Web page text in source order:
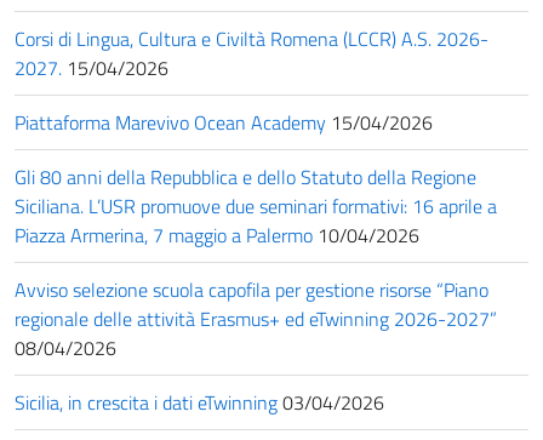
Corsi di Lingua, Cultura e Civiltà Romena (LCCR) A.S. 2026-
2027. 15/04/2026
Piattaforma Marevivo Ocean Academy 15/04/2026
Gli 80 anni della Repubblica e dello Statuto della Regione
Siciliana. L’USR promuove due seminari formativi: 16 aprile a
Piazza Armerina, 7 maggio a Palermo 10/04/2026
Avviso selezione scuola capofila per gestione risorse “Piano
regionale delle attività Erasmus+ ed eTwinning 2026-2027”
08/04/2026
Sicilia, in crescita i dati eTwinning03/04/2026